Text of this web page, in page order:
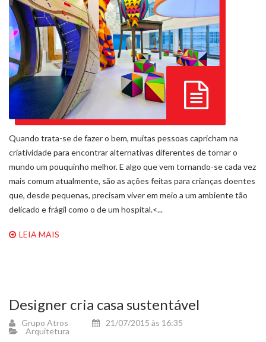
Quando trata-se de fazer o bem, muitas pessoas capricham na
criatividade para encontrar alternativas diferentes de tornar o
mundo um pouquinho melhor. E algo que vem tornando-se cada vez
mais comum atualmente, são as ações feitas para crianças doentes
que, desde pequenas, precisam viver em meio a um ambiente tão
delicado e frágil como o de um hospital.<...
LEIA MAIS
Designer cria casa sustentável
Grupo Atros
21/07/2015 às 16:35
Arquitetura